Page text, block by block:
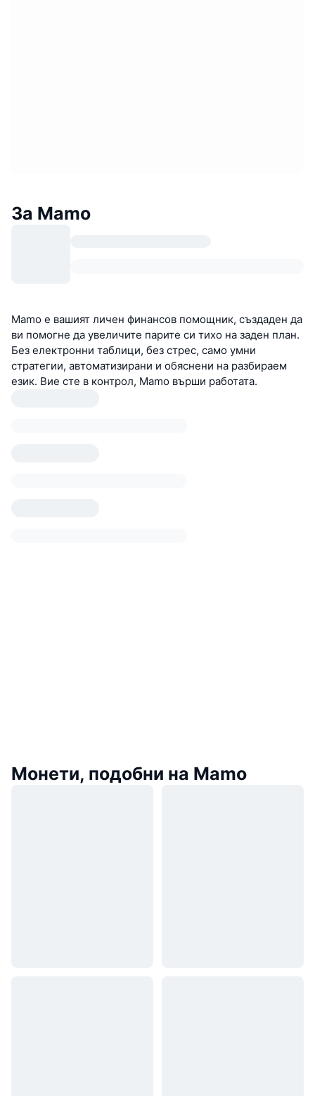
За Mamo
Mamo е вашият личен финансов помощник, създаден да
ви помогне да увеличите парите си тихо на заден план.
Без електронни таблици, без стрес, само умни
стратегии, автоматизирани и обяснени на разбираем
език. Вие сте в контрол, Mamo върши работата.
Монети, подобни на Mamo